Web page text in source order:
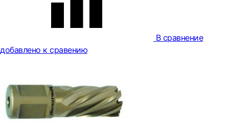
В сравнение
добавлено к сравению